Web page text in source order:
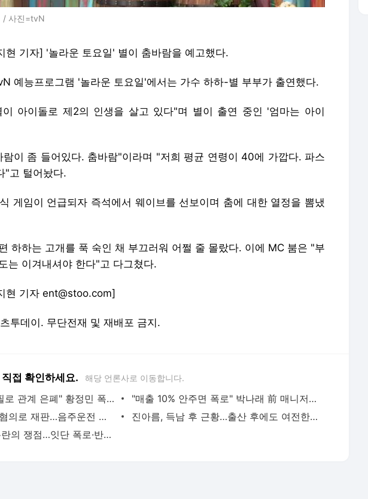
/ 사진=tvN
현 기자] '놀라운 토요일' 별이 춤바람을 예고했다.
예능프로그램 '놀라운 토요일'에서는 가수 하하-별 부부가 출연했다.
아이돌로 제2의 인생을 살고 있다"며 별이 출연 중인 '엄마는 아이
이 좀 들어있다. 춤바람"이라며 "저희 평균 연령이 40에 가깝다. 파스
"고 털어놨다.
게임이 언급되자 즉석에서 웨이브를 선보이며 춤에 대한 열정을 뽐냈
하하는 고개를 푹 숙인 채 부끄러워 어쩔 줄 몰랐다. 이에 MC 붐은 "부
는 이겨내셔야 한다"고 다그쳤다.
현 기자 ent@stoo.com]
투데이. 무단전재 및 재배포 금지.
접 확인하세요. 해당 언론사로 이동합니다.
"카톡 멀티 프로필로 관계 은폐" 황정민 폭로女, 문자·녹취록 증거 공개 [ST이슈]
"매출 10% 안주면 폭로" 박나래 前 매니저 2명, 공갈미수·횡령 혐의로 재판
이재룡, '술타기' 혐의로 재판…음주운전 혐의는 미적용
진아름, 득남 후 근황…출산 후에도 여전한 미모 [스타엿보기]
황정민 사생활 논란의 쟁점…잇단 폭로·반박 오가는 소모전 [ST이슈]